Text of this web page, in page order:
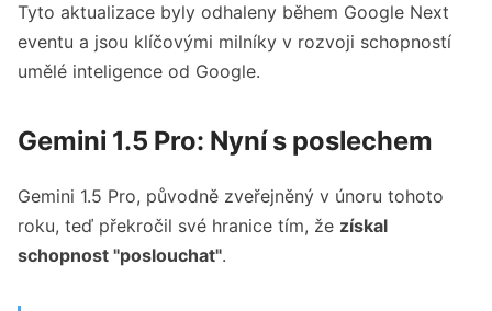
Tyto aktualizace byly odhaleny během Google Next
eventu a jsou klíčovými milníky v rozvoji schopností
umělé inteligence od Google.
Gemini 1.5 Pro: Nyní s poslechem
Gemini 1.5 Pro, původně zveřejněný v únoru tohoto
roku, teď překročil své hranice tím, že získal
schopnost "poslouchat".